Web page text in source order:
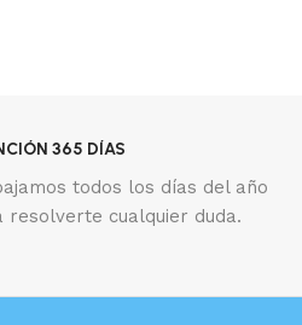
365 DÍAS
todos los días del año
resolverte cualquier duda.